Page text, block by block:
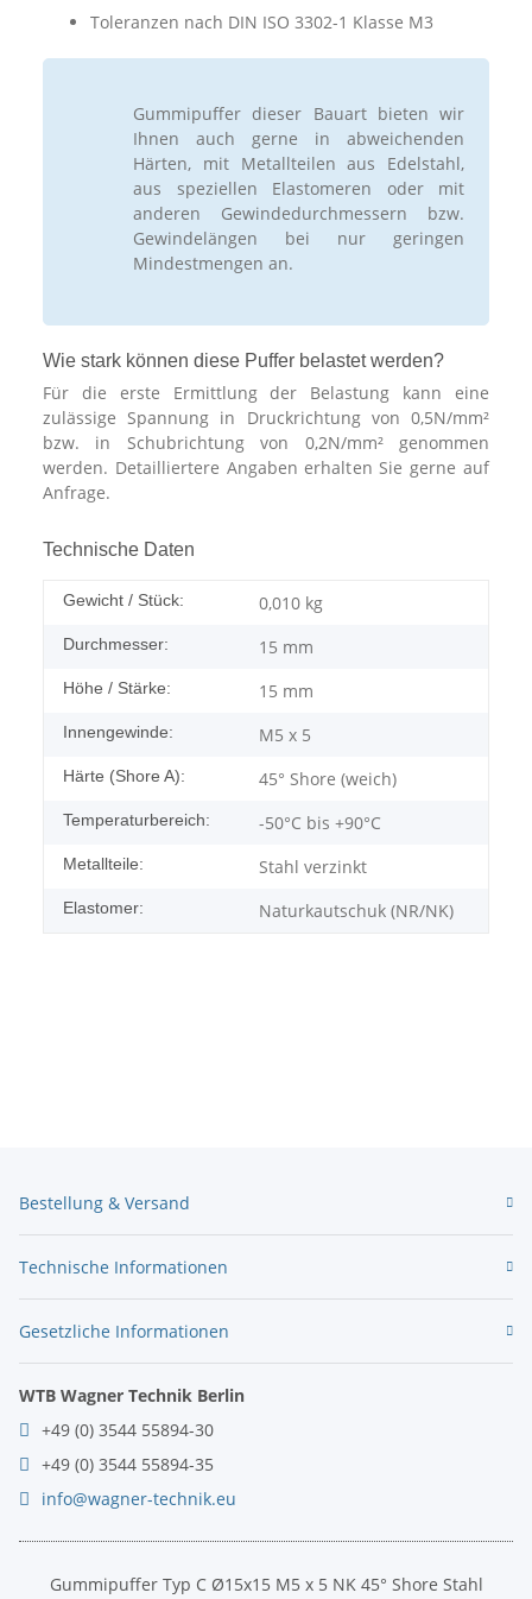
Toleranzen nach DIN ISO 3302-1 Klasse M3
Gummipuffer dieser Bauart bieten wir
Ihnen auch gerne in abweichenden
Härten, mit Metallteilen aus Edelstahl,
aus speziellen Elastomeren oder mit
anderen Gewindedurchmessern bzw.
Gewindelängen bei nur geringen
Mindestmengen an.
Wie stark können diese Puffer belastet werden?
Für die erste Ermittlung der Belastung kann eine
zulässige Spannung in Druckrichtung von 0,5N/mm²
bzw. in Schubrichtung von 0,2N/mm² genommen
werden. Detailliertere Angaben erhalten Sie gerne auf
Anfrage.
Technische Daten
Gewicht / Stück: 0,010 kg
Durchmesser: 15 mm
Höhe / Stärke: 15 mm
Innengewinde: M5 x 5
Härte (Shore A): 45° Shore (weich)
Temperaturbereich: -50°C bis +90°C
Metallteile: Stahl verzinkt
Elastomer: Naturkautschuk (NR/NK)
Bestellung & Versand
Technische Informationen
Gesetzliche Informationen
WTB Wagner Technik Berlin
+49 (0) 3544 55894-30
+49 (0) 3544 55894-35
info@wagner-technik.eu
Gummipuffer Typ C Ø15x15 M5 x 5 NK 45° Shore Stahl